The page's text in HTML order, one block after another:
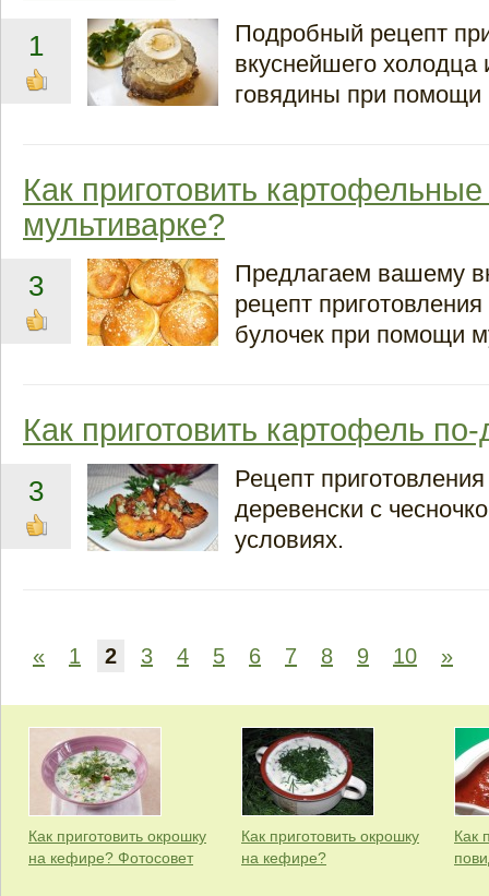
1
Подробный рецепт
вкуснейшего холодца
говядины при помощи
Как приготовить
мультиварке?
3
Предлагаем вашему
рецепт
булочек при помощи
Как приготовить картофель
3
Рецепт
деревенски с
условиях.
« 1 2 3 4 5 6 7 8 9 10 »
Как приготовить окрошку
на кефире? Фотосовет
Как приготовить окрошку
на кефире?
Как